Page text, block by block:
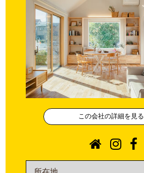
この会社の詳細を見る